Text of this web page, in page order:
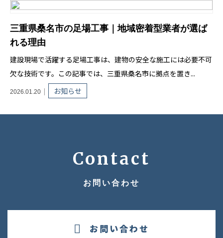
三重県桑名市の足場工事｜地域密着型業者が選ば
れる理由
建設現場で活躍する足場工事は、建物の安全な施工には必要不可
欠な技術です。この記事では、三重県桑名市に拠点を置き...
2026.01.20 お知らせ
Contact
お問い合わせ
お問い合わせ